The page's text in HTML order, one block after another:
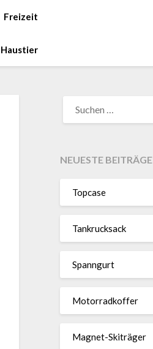
Freizeit
Haustier
NACH:
NEUESTE BEITRÄGE
Topcase
Tan­kruck­sack
Spann­gurt
Motor­rad­koffer
Magnet-Ski­träger